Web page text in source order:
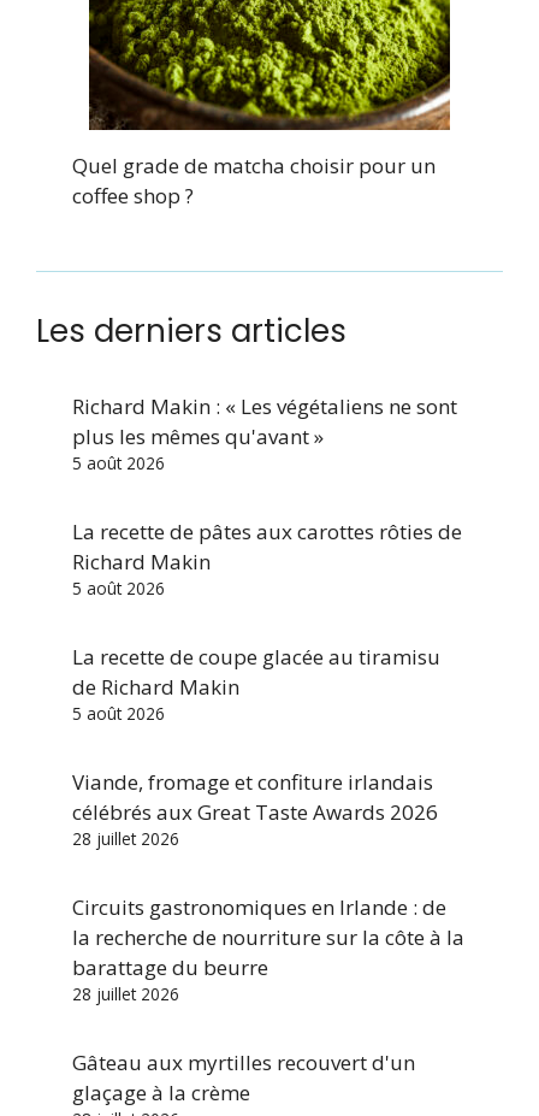
Quel grade de matcha choisir pour un
coffee shop ?
Les derniers articles
Richard Makin : « Les végétaliens ne sont
plus les mêmes qu'avant »
5 août 2026
La recette de pâtes aux carottes rôties de
Richard Makin
5 août 2026
La recette de coupe glacée au tiramisu
de Richard Makin
5 août 2026
Viande, fromage et confiture irlandais
célébrés aux Great Taste Awards 2026
28 juillet 2026
Circuits gastronomiques en Irlande : de
la recherche de nourriture sur la côte à la
barattage du beurre
28 juillet 2026
Gâteau aux myrtilles recouvert d'un
glaçage à la crème